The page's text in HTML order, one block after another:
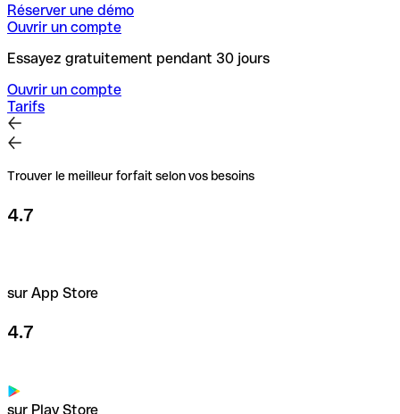
Réserver une démo
Ouvrir un compte
Essayez gratuitement pendant 30 jours
Ouvrir un compte
Tarifs
Trouver le meilleur forfait selon vos besoins
4.7
sur App Store
4.7
sur Play Store